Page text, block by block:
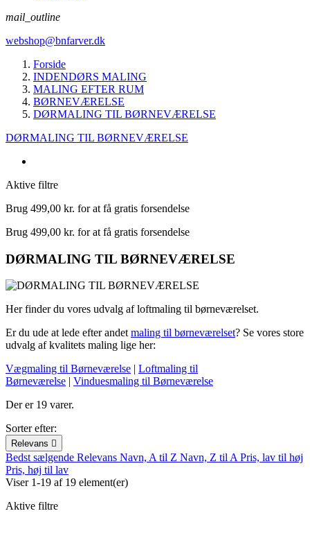
mail_outline
webshop@bnfarver.dk
Forside
INDENDØRS MALING
MALING EFTER RUM
BØRNEVÆRELSE
DØRMALING TIL BØRNEVÆRELSE
DØRMALING TIL BØRNEVÆRELSE
Aktive filtre
Brug 499,00 kr. for at få gratis forsendelse
Brug 499,00 kr. for at få gratis forsendelse
DØRMALING TIL BØRNEVÆRELSE
Her finder du vores udvalg af loftmaling til børneværelset.
Er du ude at lede efter andet maling til børneværelset? Se vores store
udvalg af kvalitets maling lige her:
Vægmaling til Børneværelse | Loftmaling til
Børneværelse | Vinduesmaling til Børneværelse
Der er 19 varer.
Sorter efter:
Relevans 
Bedst sælgende Relevans Navn, A til Z Navn, Z til A Pris, lav til høj
Pris, høj til lav
Viser 1-19 af 19 element(er)
Aktive filtre